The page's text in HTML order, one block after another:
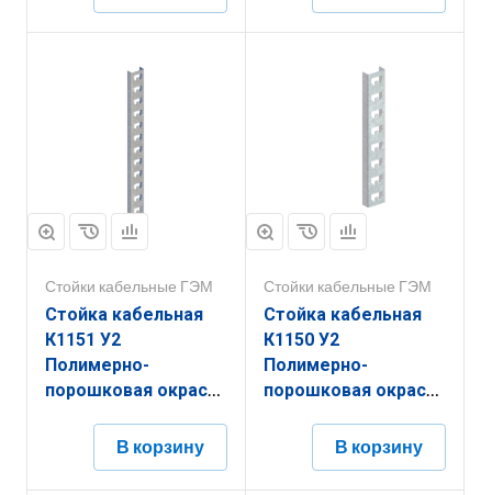
Стойки кабельные ГЭМ
Стойка кабельная
К1151 У2
Полимерно-
порошковая окраска
В корзину
Стойки кабельные ГЭМ
Стойка кабельная
К1150 У2
Полимерно-
порошковая окраска
В корзину